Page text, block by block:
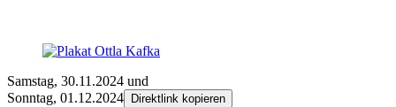
Samstag, 30.11.2024 und
Sonntag, 01.12.2024
Direktlink kopieren